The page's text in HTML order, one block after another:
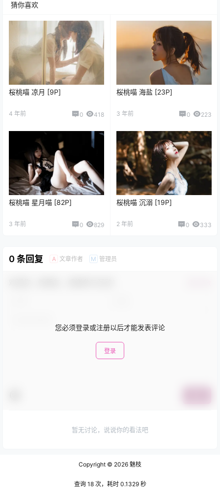
猜你喜欢
桜桃喵 凉月 [9P]
4 年前 0 418
桜桃喵 海盐 [23P]
3 年前 0 223
桜桃喵 星月喵 [82P]
3 年前 0 829
桜桃喵 沉溺 [19P]
2 年前 0 333
0 条回复 A 文章作者 M 管理员
您必须登录或注册以后才能发表评论
登录
暂无讨论，说说你的看法吧
Copyright © 2026 魅枝
查询 18 次，耗时 0.1329 秒